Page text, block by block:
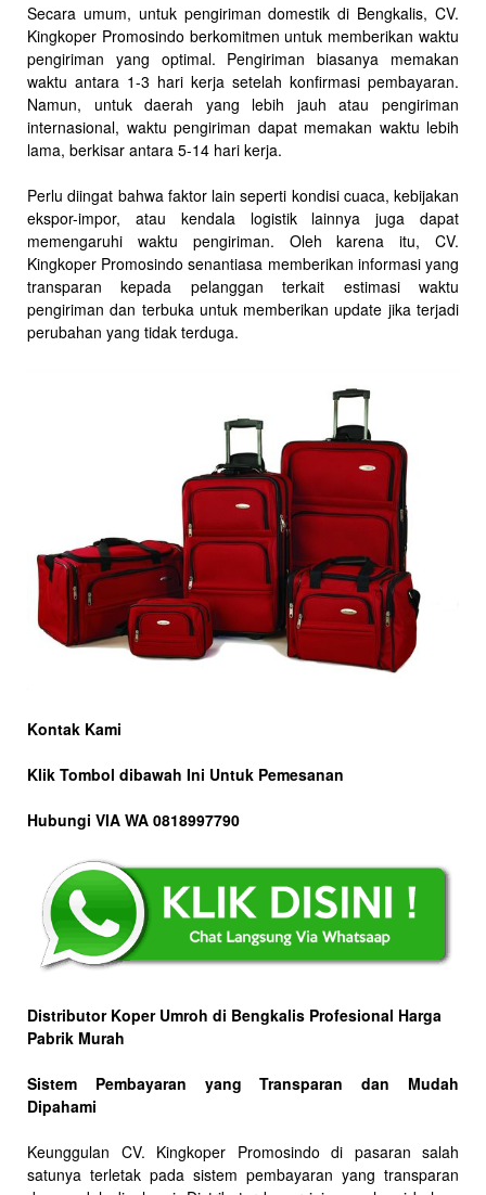
Secara umum, untuk pengiriman domestik di Bengkalis, CV.
Kingkoper Promosindo berkomitmen untuk memberikan waktu
pengiriman yang optimal. Pengiriman biasanya memakan
waktu antara 1-3 hari kerja setelah konfirmasi pembayaran.
Namun, untuk daerah yang lebih jauh atau pengiriman
internasional, waktu pengiriman dapat memakan waktu lebih
lama, berkisar antara 5-14 hari kerja.
Perlu diingat bahwa faktor lain seperti kondisi cuaca, kebijakan
ekspor-impor, atau kendala logistik lainnya juga dapat
memengaruhi waktu pengiriman. Oleh karena itu, CV.
Kingkoper Promosindo senantiasa memberikan informasi yang
transparan kepada pelanggan terkait estimasi waktu
pengiriman dan terbuka untuk memberikan update jika terjadi
perubahan yang tidak terduga.
Kontak Kami
Klik Tombol dibawah Ini Untuk Pemesanan
Hubungi VIA WA 0818997790
Distributor Koper Umroh di Bengkalis Profesional Harga
Pabrik Murah
Sistem Pembayaran yang Transparan dan Mudah
Dipahami
Keunggulan CV. Kingkoper Promosindo di pasaran salah
satunya terletak pada sistem pembayaran yang transparan